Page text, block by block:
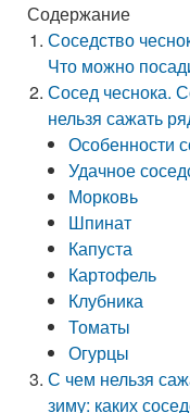
Содержание
Соседство
Что можно
Сосед чеснока.
нельзя сажать
Особенности
Удачное
Морковь
Шпинат
Капуста
Картофель
Клубника
Томаты
Огурцы
С чем нельзя
зиму: каких